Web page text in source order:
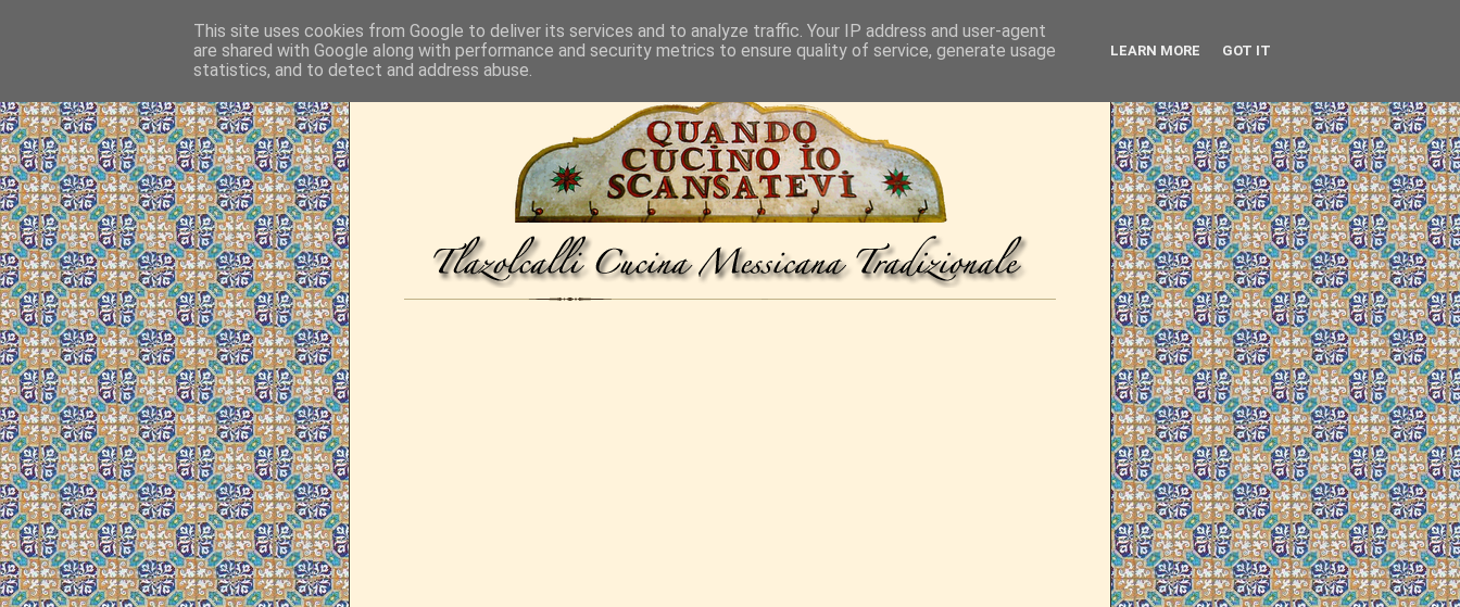
This site uses cookies from Google to deliver its services and to analyze traffic. Your IP address and user-agent
are shared with Google along with performance and security metrics to ensure quality of service, generate usage
statistics, and to detect and address abuse.
LEARN MORE GOT IT